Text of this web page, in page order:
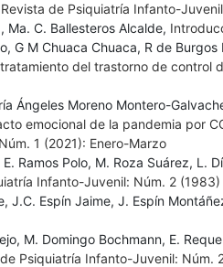
Revista de Psiquiatría Infanto-
Ma. C. Ballesteros Alcalde,
G M Chuaca Chuaca, R de
del trastorno de control
Ángeles Moreno Montero-
emocional de la pandemia por
1 (2021): Enero-Marzo
Ramos Polo, M. Roza Suárez, L.
Infanto-Juvenil: Núm. 2 (1983)
J.C. Espín Jaime, J. Espín
M. Domingo Bochmann, E.
Psiquiatría Infanto-Juvenil: Núm.